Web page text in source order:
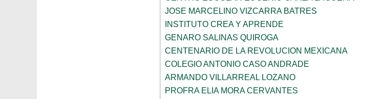
JOSE MARCELINO VIZCARRA BATRES
INSTITUTO CREA Y APRENDE
GENARO SALINAS QUIROGA
CENTENARIO DE LA REVOLUCION MEXICANA
COLEGIO ANTONIO CASO ANDRADE
ARMANDO VILLARREAL LOZANO
PROFRA ELIA MORA CERVANTES